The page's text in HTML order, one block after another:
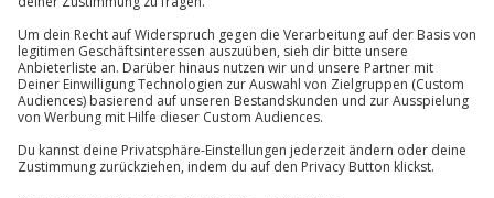
Du erreichst uns telefonisch zu folgenden Zeiten,
außer an bundesweiten Feiertagen:
Mo-Fr: 8-20 Uhr | Sa: 10-16 Uhr
Du möchtest als Firma bestellen?